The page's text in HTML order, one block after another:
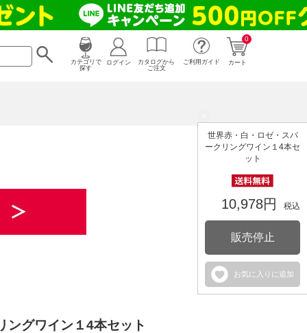
カテゴリで
探す
0
カート
ログイン
カタログから
ご注文
ご利用ガイド
世界赤・白・ロゼ・スパ
ークリングワイン１4本セ
ット
10,978円 税込
販売停止
お気に入りに追加
ングワイン１4本セット